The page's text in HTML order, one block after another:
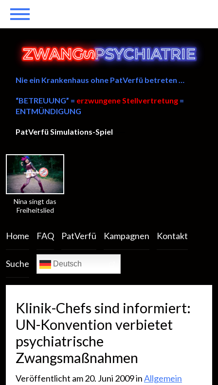
Nina singt das
Freiheitslied
Nie ein Krankenhaus ohne PatVerfü betreten …
“BETREUUNG” = erzwungene Stellvertretung =
ENTMÜNDIGUNG
PatVerfü Simulations-Spiel
Home FAQ PatVerfü Kampagnen Kontakt
Suche Deutsch
Klinik-Chefs sind informiert:
UN-Konvention verbietet
psychiatrische
Zwangsmaßnahmen
Veröffentlicht am 20. Juni 2009 inAllgemein